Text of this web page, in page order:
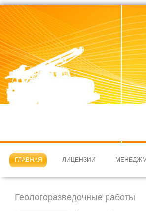
ГЛАВНАЯ ЛИЦЕНЗИИ
Геологоразведочные работы